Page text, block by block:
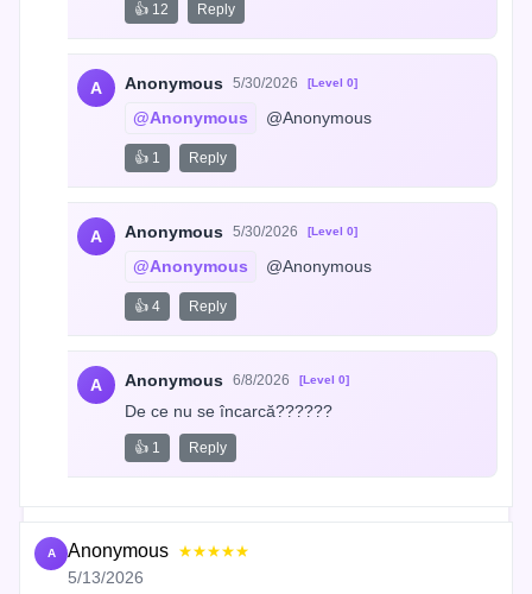
👍 12 Reply
A Anonymous 5/30/2026 [Level 0]
@Anonymous @Anonymous
👍 1 Reply
A Anonymous 5/30/2026 [Level 0]
@Anonymous @Anonymous
👍 4 Reply
A Anonymous 6/8/2026 [Level 0]
De ce nu se încarcă??????
👍 1 Reply
A Anonymous ★★★★★
5/13/2026